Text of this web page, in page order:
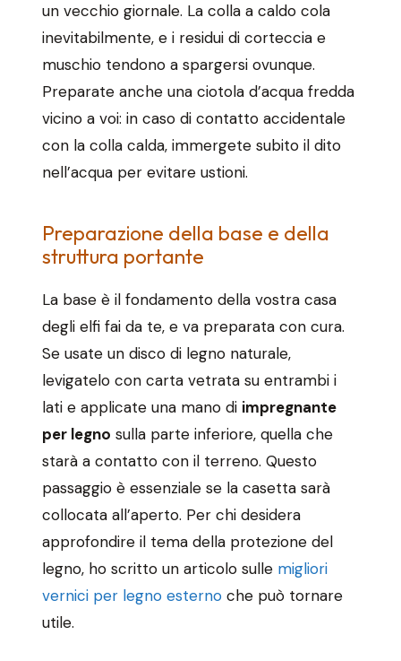
un vecchio giornale. La colla a caldo cola
inevitabilmente, e i residui di corteccia e
muschio tendono a spargersi ovunque.
Preparate anche una ciotola d’acqua fredda
vicino a voi: in caso di contatto accidentale
con la colla calda, immergete subito il dito
nell’acqua per evitare ustioni.
Preparazione della base e della
struttura portante
La base è il fondamento della vostra casa
degli elfi fai da te, e va preparata con cura.
Se usate un disco di legno naturale,
levigatelo con carta vetrata su entrambi i
lati e applicate una mano di impregnante
per legno sulla parte inferiore, quella che
starà a contatto con il terreno. Questo
passaggio è essenziale se la casetta sarà
collocata all’aperto. Per chi desidera
approfondire il tema della protezione del
legno, ho scritto un articolo sulle migliori
vernici per legno esterno che può tornare
utile.